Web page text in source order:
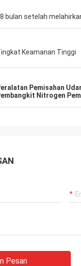
bulan setelah
Keamanan Tinggi
Pemisahan
Nitrogen
Pesan